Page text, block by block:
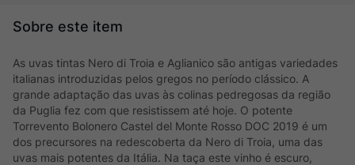
As uvas tintas Nero di Troia e Aglianico são antigas variedades
italianas introduzidas pelos gregos no período clássico. A
grande adaptação das uvas às colinas pedregosas da região
da Puglia fez com que resistissem até hoje. O potente
Torrevento Bolonero Castel del Monte Rosso DOC 2019 é um
dos precursores na redescoberta da Nero di Troia, uma das
uvas mais potentes da Itália. Na taça este vinho é escuro,